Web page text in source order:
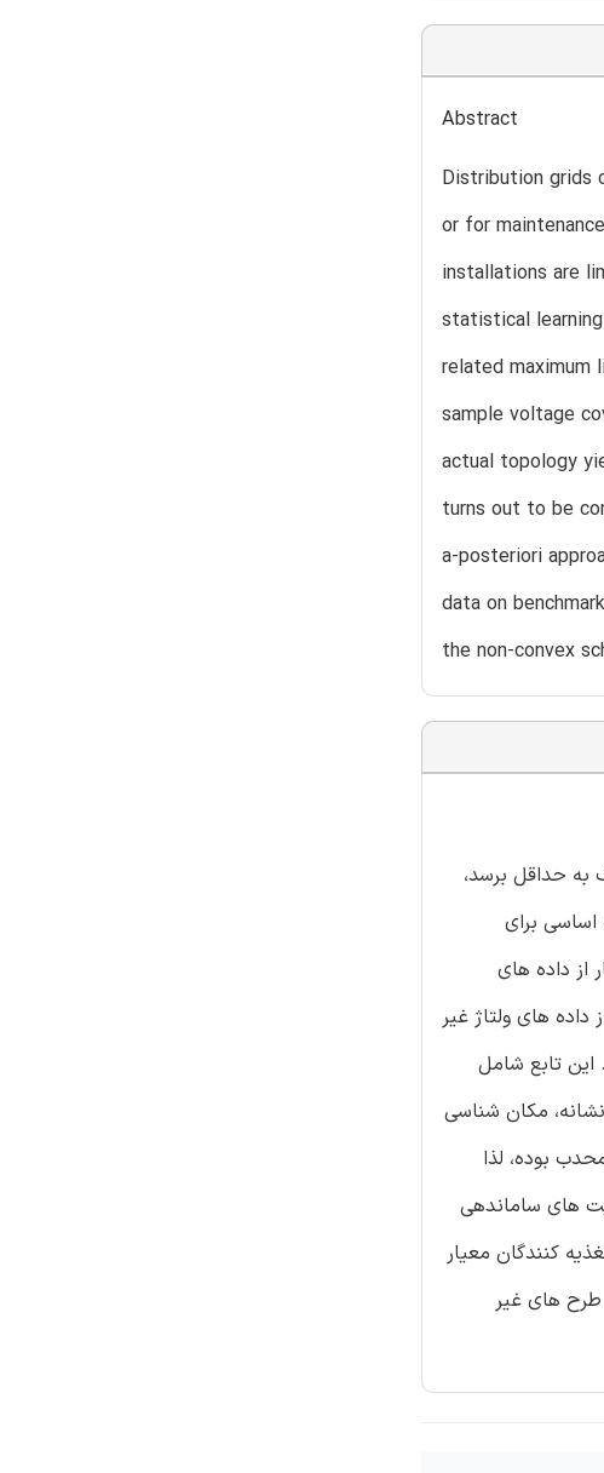
Abstract
Distribution grids
or for
installations are
statistical
related maximum
sample voltage
actual topology
turns out to be
a-posteriori
data on
the non-convex
به حداقل برسد،
اساسی برای
از داده های
های ولتاژ غیر
تابع شامل
مکان شناسی
بوده، لذا
های ساماندهی
کنندگان معیار
های غیر